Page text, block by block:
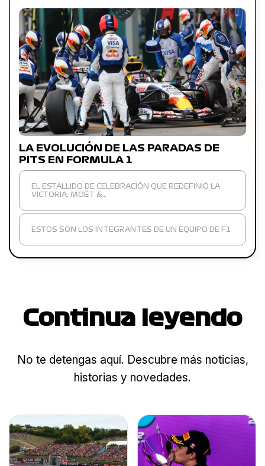
LA EVOLUCIÓN DE LAS PARADAS DE
PITS EN FORMULA 1
EL ESTALLIDO DE CELEBRACIÓN QUE REDEFINIÓ LA
VICTORIA: MOËT &…
ESTOS SON LOS INTEGRANTES DE UN EQUIPO DE F1
Continua leyendo
No te detengas aquí. Descubre más noticias,
historias y novedades.